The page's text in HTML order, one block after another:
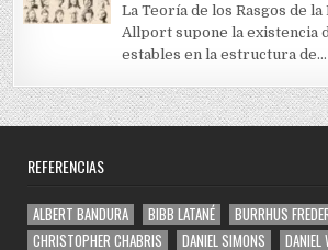
La Teoría de los Rasgos de
Allport supone la existencia
estables en la estructura de...
REFERENCIAS
ALBERT BANDURA BIBB LATANÉ
BURRHUS
CHRISTOPHER CHABRIS
DANIEL SIMONS DANIEL